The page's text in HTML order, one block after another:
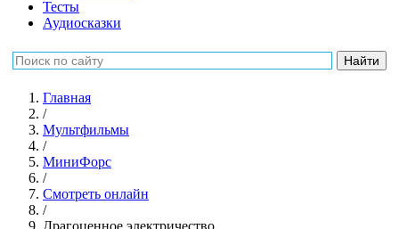
Тесты
Аудиосказки
Главная
/
Мультфильмы
/
МиниФорс
/
Смотреть онлайн
/
Драгоценное электричество